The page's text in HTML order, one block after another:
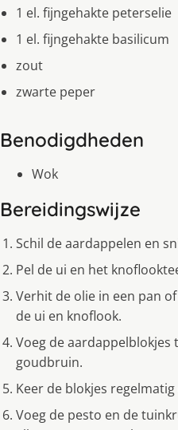
1 el. fijngehakte peterselie
1 el. fijngehakte basilicum
zout
zwarte peper
Benodigdheden
Wok
Bereidingswijze
Schil de aardappelen en
Pel de ui en het
Verhit de olie in een pan
de ui en knoflook.
Voeg de aardappelblokjes
goudbruin.
Keer de blokjes regelmatig
Voeg de pesto en de